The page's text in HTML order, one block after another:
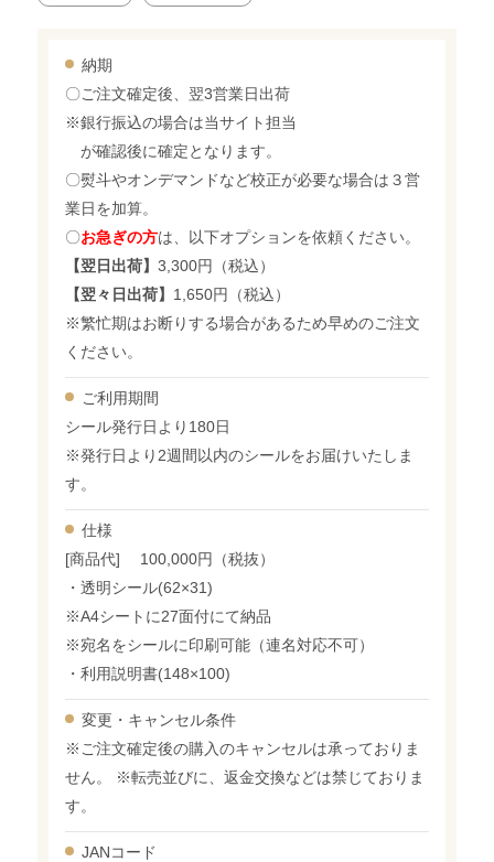
納期
〇ご注文確定後、翌3営業日出荷
※銀行振込の場合は当サイト担当
が確認後に確定となります。
〇熨斗やオンデマンドなど校正が必要な場合は３営
業日を加算。
〇お急ぎの方は、以下オプションを依頼ください。
【翌日出荷】3,300円（税込）
【翌々日出荷】 1,650円（税込）
※繁忙期はお断りする場合があるため早めのご注文
ください。
ご利用期間
シール発行日より180日
※発行日より2週間以内のシールをお届けいたしま
す。
仕様
[商品代] 100,000円（税抜）
・透明シール(62×31)
※A4シートに27面付にて納品
※宛名をシールに印刷可能（連名対応不可）
・利用説明書(148×100)
変更・ キャンセル条件
※ご注文確定後の購入のキャンセルは承っておりま
せん。 ※転売並びに、返金交換などは禁じておりま
す。
JANコード